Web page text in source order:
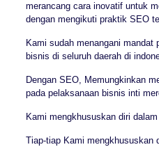
merancang cara inovatif untuk
dengan mengikuti praktik SEO
Kami sudah menangani mandat
bisnis di seluruh daerah di
Dengan SEO, Memungkinkan
pada pelaksanaan bisnis inti
Kami mengkhususkan diri
Tiap-tiap Kami mengkhususkan